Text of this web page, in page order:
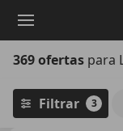
principal
369 ofertas para
Filtrar 3